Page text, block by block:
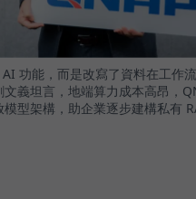
AI 功能，而是改寫了資料在工作
義坦言，地端算力成本高昂，
模型架構，助企業逐步建構私有